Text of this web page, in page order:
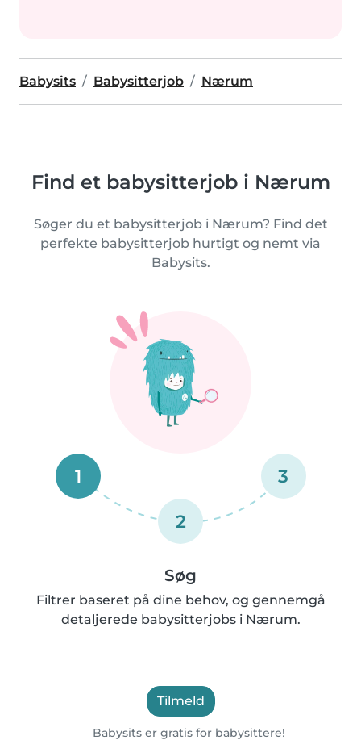
Babysits Babysitterjob Nærum
Find et babysitterjob i Nærum
Søger du et babysitterjob i Nærum? Find det
perfekte babysitterjob hurtigt og nemt via
Babysits.
1
2
3
Søg
Filtrer baseret på dine behov, og gennemgå
detaljerede babysitterjobs i Nærum.
Tilmeld
Babysits er gratis for babysittere!